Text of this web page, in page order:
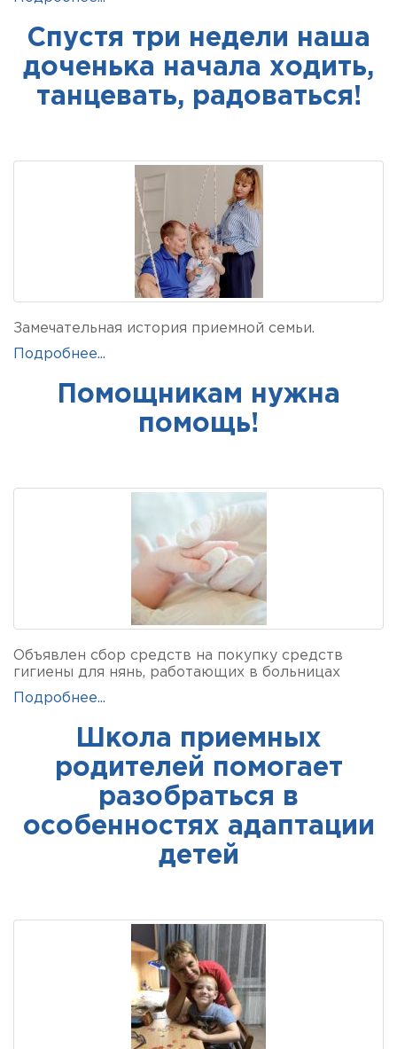
Спустя три недели наша
доченька начала ходить,
танцевать, радоваться!
Замечательная история приемной семьи.
Подробнее...
Помощникам нужна
помощь!
Объявлен сбор средств на покупку средств
гигиены для нянь, работающих в больницах
Подробнее...
Школа приемных
родителей помогает
разобраться в
особенностях адаптации
детей